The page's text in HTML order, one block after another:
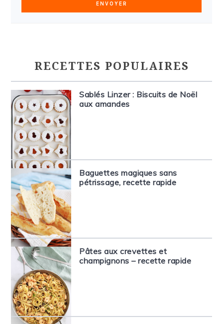
RECETTES POPULAIRES
Sablés Linzer : Biscuits de Noël
aux amandes
Baguettes magiques sans
pétrissage, recette rapide
Pâtes aux crevettes et
champignons – recette rapide